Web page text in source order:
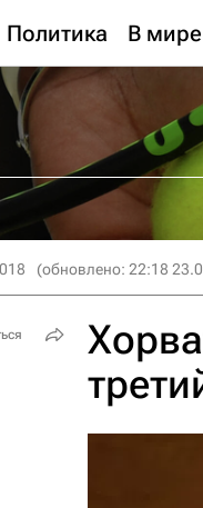
Политика В мире
(обновлено: 22:18